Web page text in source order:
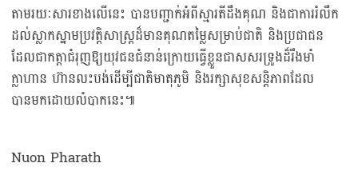
តាមរយៈសារខាងលើនេះ បានបញ្ជាក់អំពីស្មារតីដឹងគុណ និងជាការរំលឹក
ដល់ស្លាកស្នាមប្រវត្តិសាស្ត្រដ៏មានគុណតម្លៃសម្រាប់ជាតិ និងប្រជាជន
ដែលជាកត្តាជំរុញឱ្យយុវជនជំនាន់ក្រោយធ្វើខ្លួនជាសសរទ្រូងដ៏រឹងមាំ
ក្លាហាន ហ៊ានលះបង់ដើម្បីជាតិមាតុភូមិ និងរក្សាសុខសន្តិភាពដែល
បានមកដោយលំបាកនេះ៕
Nuon Pharath